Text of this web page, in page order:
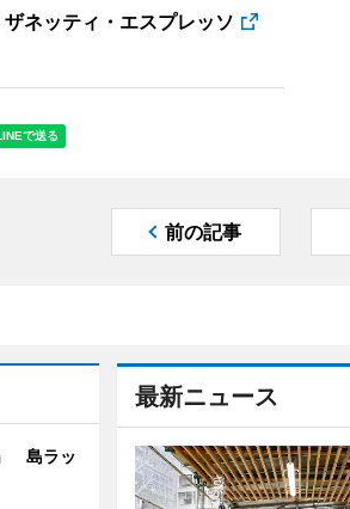
ネッティ・エスプレッソ
前の記事
最新ニュース
島ラッ